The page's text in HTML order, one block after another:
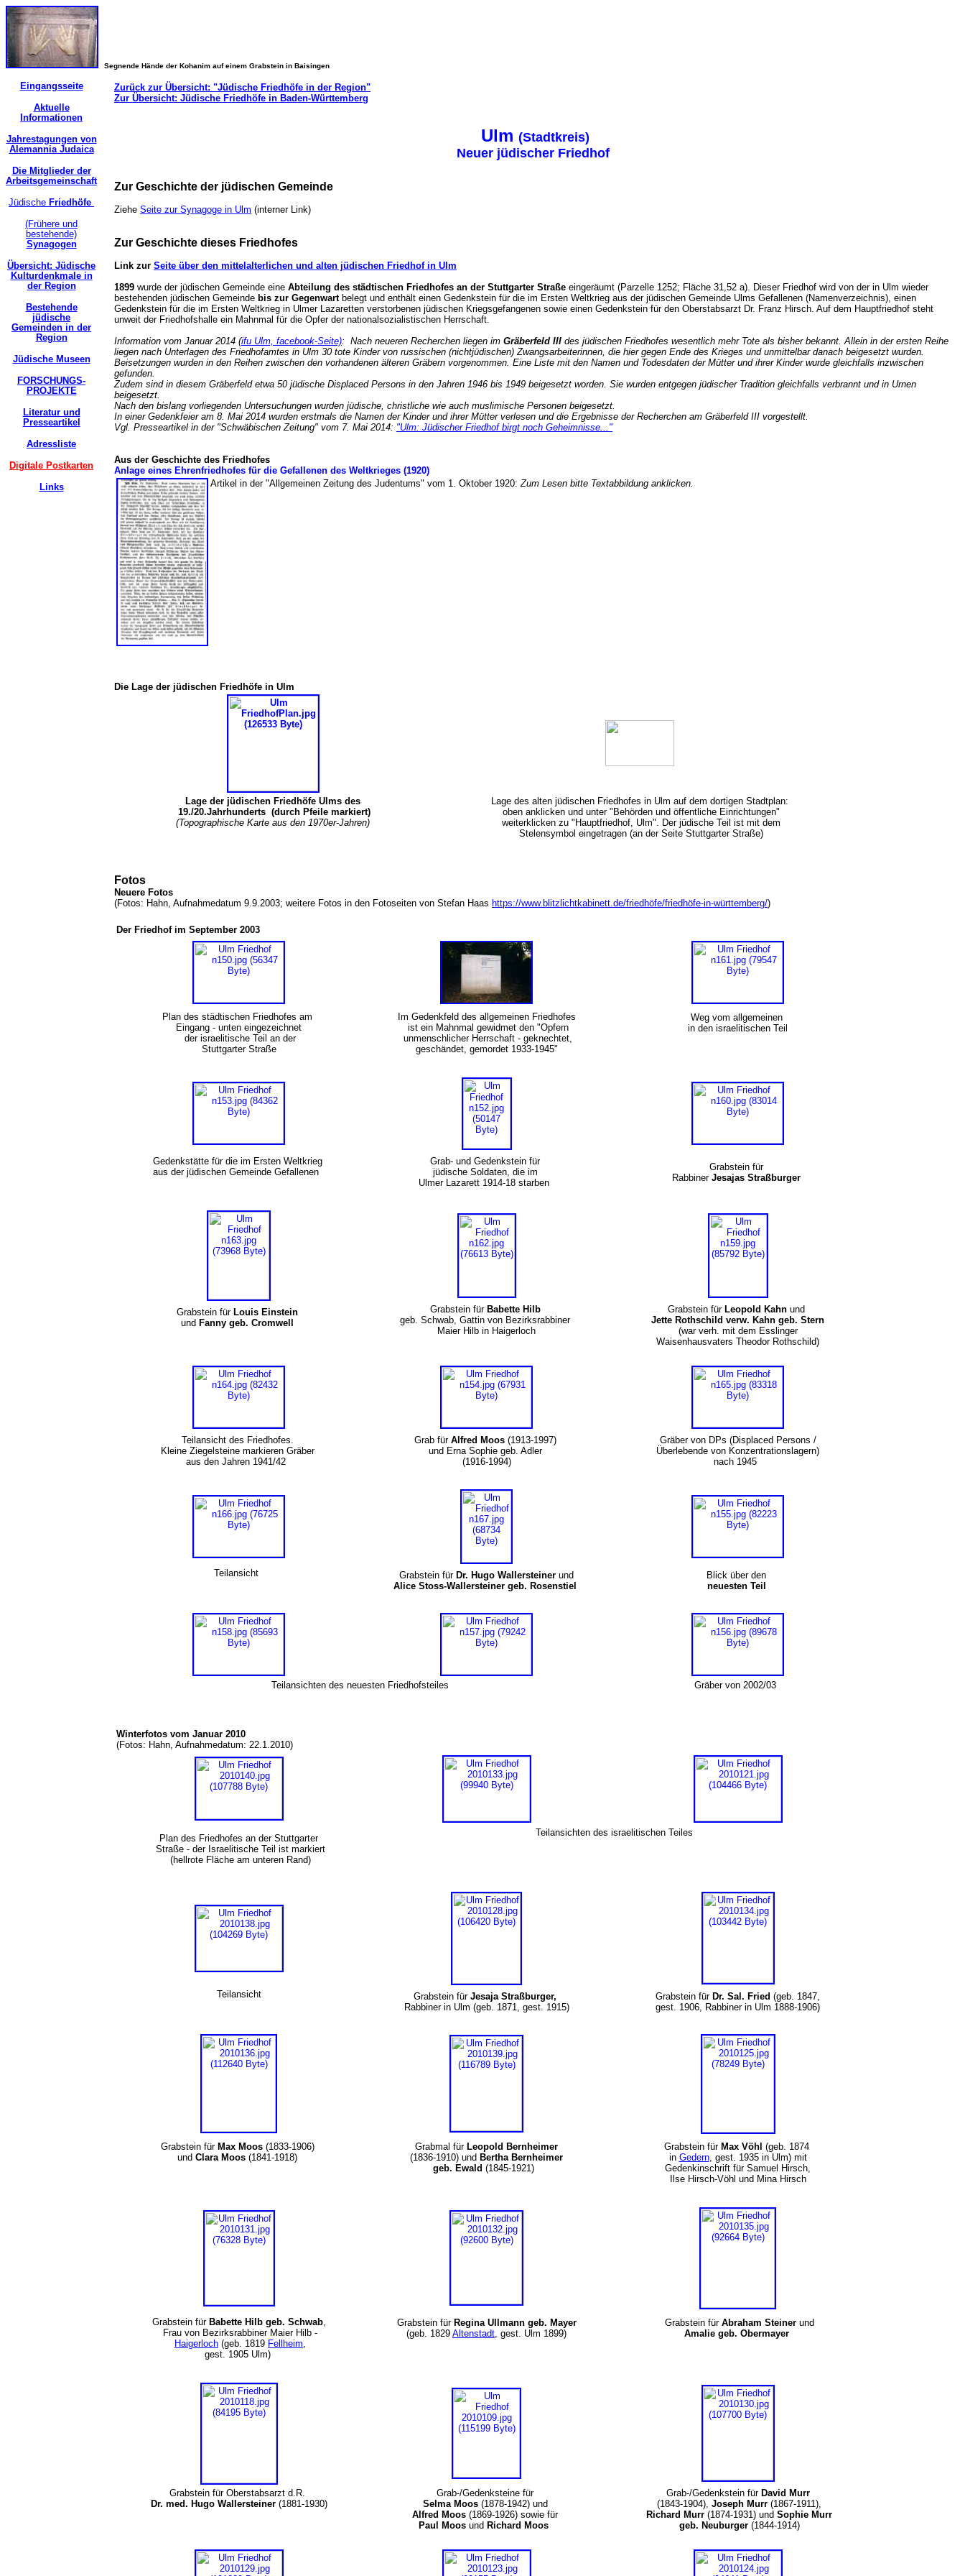
Segnende Hände der Kohanim auf einem Grabstein in Baisingen
Eingangsseite
Aktuelle
Informationen
Jahrestagungen von
Alemannia Judaica
Die Mitglieder der
Arbeitsgemeinschaft
Jüdische Friedhöfe
(Frühere und
bestehende)
Synagogen
Übersicht: Jüdische
Kulturdenkmale in
der Region
Bestehende
jüdische
Gemeinden in der
Region
Jüdische Museen
FORSCHUNGS-
PROJEKTE
Literatur und
Presseartikel
Adressliste
Digitale Postkarten
Links
Zurück zur Übersicht: "Jüdische Friedhöfe in der Region"
Zur Übersicht: Jüdische Friedhöfe in Baden-Württemberg
Ulm (Stadtkreis)
Neuer jüdischer Friedhof
Zur Geschichte der jüdischen Gemeinde
Ziehe Seite zur Synagoge in Ulm (interner Link)
Zur Geschichte dieses Friedhofes
Link zur Seite über den mittelalterlichen und alten jüdischen Friedhof in Ulm
1899 wurde der jüdischen Gemeinde eine Abteilung des städtischen Friedhofes an der Stuttgarter Straße eingeräumt (Parzelle 1252; Fläche 31,52 a). Dieser Friedhof wird von der in Ulm wieder
bestehenden jüdischen Gemeinde bis zur Gegenwartbelegt und enthält einen Gedenkstein für die im Ersten Weltkrieg aus der jüdischen Gemeinde Ulms Gefallenen (Namenverzeichnis), einen
Gedenkstein für die im Ersten Weltkrieg in Ulmer Lazaretten verstorbenen jüdischen Kriegsgefangenen sowie einen Gedenkstein für den Oberstabsarzt Dr. Franz Hirsch. Auf dem Hauptfriedhof steht
unweit der Friedhofshalle ein Mahnmal für die Opfer der nationalsozialistischen Herrschaft.
Information vom Januar 2014 (ifu Ulm, facebook-Seite): Nach neueren Recherchen liegen im Gräberfeld III des jüdischen Friedhofes wesentlich mehr Tote als bisher bekannt. Allein in der ersten Reihe
liegen nach Unterlagen des Friedhofamtes in Ulm 30 tote Kinder von russischen (nichtjüdischen) Zwangsarbeiterinnen, die hier gegen Ende des Krieges und unmittelbar danach beigesetzt wurden.
Beisetzungen wurden in den Reihen zwischen den vorhandenen älteren Gräbern vorgenommen. Eine Liste mit den Namen und Todesdaten der Mütter und ihrer Kinder wurde gleichfalls inzwischen
gefunden.
Zudem sind in diesem Gräberfeld etwa 50 jüdische Displaced Persons in den Jahren 1946 bis 1949 beigesetzt worden. Sie wurden entgegen jüdischer Tradition gleichfalls verbrannt und in Urnen
beigesetzt.
Nach den bislang vorliegenden Untersuchungen wurden jüdische, christliche wie auch muslimische Personen beigesetzt.
In einer Gedenkfeier am 8. Mai 2014 wurden erstmals die Namen der Kinder und ihrer Mütter verlesen und die Ergebnisse der Recherchen am Gräberfeld III vorgestellt.
Vgl. Presseartikel in der "Schwäbischen Zeitung" vom 7. Mai 2014: "Ulm: Jüdischer Friedhof birgt noch Geheimnisse..."
Aus der Geschichte des Friedhofes
Anlage eines Ehrenfriedhofes für die Gefallenen des Weltkrieges (1920)
Artikel in der "Allgemeinen Zeitung des Judentums" vom 1. Oktober 1920: Zum Lesen bitte Textabbildung anklicken.
Die Lage der jüdischen Friedhöfe in Ulm
Lage der jüdischen Friedhöfe Ulms des
19./20.Jahrhunderts (durch Pfeile markiert)
(Topographische Karte aus den 1970er-Jahren)
Lage des alten jüdischen Friedhofes in Ulm auf dem dortigen Stadtplan:
oben anklicken und unter "Behörden und öffentliche Einrichtungen"
weiterklicken zu "Hauptfriedhof, Ulm". Der jüdische Teil ist mit dem
Stelensymbol eingetragen (an der Seite Stuttgarter Straße)
Fotos
Neuere Fotos
(Fotos: Hahn, Aufnahmedatum 9.9.2003; weitere Fotos in den Fotoseiten von Stefan Haas https://www.blitzlichtkabinett.de/friedhöfe/friedhöfe-in-württemberg/)
Der Friedhof im September 2003
Plan des städtischen Friedhofes am
Eingang - unten eingezeichnet
der israelitische Teil an der
Stuttgarter Straße
Im Gedenkfeld des allgemeinen Friedhofes
ist ein Mahnmal gewidmet den "Opfern
unmenschlicher Herrschaft - geknechtet,
geschändet, gemordet 1933-1945"
Weg vom allgemeinen
in den israelitischen Teil
Gedenkstätte für die im Ersten Weltkrieg
aus der jüdischen Gemeinde Gefallenen
Grab- und Gedenkstein für
jüdische Soldaten, die im
Ulmer Lazarett 1914-18 starben
Grabstein für
Rabbiner Jesajas Straßburger
Grabstein für Louis Einstein
und Fanny geb. Cromwell
Grabstein für Babette Hilb
geb. Schwab, Gattin von Bezirksrabbiner
Maier Hilb in Haigerloch
Grabstein für Leopold Kahn und
Jette Rothschild verw. Kahn geb. Stern
(war verh. mit dem Esslinger
Waisenhausvaters Theodor Rothschild)
Teilansicht des Friedhofes.
Kleine Ziegelsteine markieren Gräber
aus den Jahren 1941/42
Grab für Alfred Moos(1913-1997)
und Erna Sophie geb. Adler
(1916-1994)
Gräber von DPs (Displaced Persons /
Überlebende von Konzentrationslagern)
nach 1945
Teilansicht Grabstein für Dr. Hugo Wallersteiner und
Alice Stoss-Wallersteiner geb. Rosenstiel
Blick über den
neuesten Teil
Teilansichten des neuesten Friedhofsteiles Gräber von 2002/03
Winterfotos vom Januar 2010
(Fotos: Hahn, Aufnahmedatum: 22.1.2010)
Plan des Friedhofes an der Stuttgarter
Straße - der Israelitische Teil ist markiert
(hellrote Fläche am unteren Rand)
Teilansichten des israelitischen Teiles
Teilansicht Grabstein für Jesaja Straßburger,
Rabbiner in Ulm (geb. 1871, gest. 1915)
Grabstein für Dr. Sal. Fried (geb. 1847,
gest. 1906, Rabbiner in Ulm 1888-1906)
Grabstein für Max Moos (1833-1906)
und Clara Moos (1841-1918)
Grabmal für Leopold Bernheimer
(1836-1910) und Bertha Bernheimer
geb. Ewald (1845-1921)
Grabstein für Max Vöhl (geb. 1874
in Gedern, gest. 1935 in Ulm) mit
Gedenkinschrift für Samuel Hirsch,
Ilse Hirsch-Vöhl und Mina Hirsch
Grabstein für Babette Hilb geb. Schwab,
Frau von Bezirksrabbiner Maier Hilb -
Haigerloch (geb. 1819 Fellheim,
gest. 1905 Ulm)
Grabstein fürRegina Ullmann geb. Mayer
(geb. 1829 Altenstadt, gest. Ulm 1899)
Grabstein für Abraham Steinerund
Amalie geb. Obermayer
Grabstein für Oberstabsarzt d.R.
Dr. med. Hugo Wallersteiner (1881-1930)
Grab-/Gedenksteine für
Selma Moos (1878-1942) und
Alfred Moos (1869-1926) sowie für
Paul Moos und Richard Moos
Grab-/Gedenkstein für David Murr
(1843-1904), Joseph Murr (1867-1911),
Richard Murr (1874-1931) und Sophie Murr
geb. Neuburger(1844-1914)